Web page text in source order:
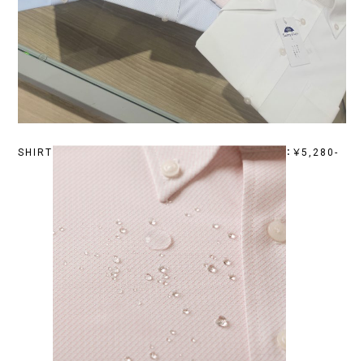
SHIRT ：￥5,280-